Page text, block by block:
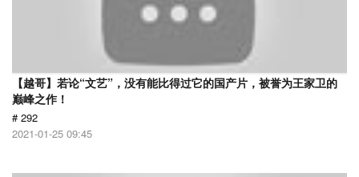
【越哥】若论“文艺”，没有能比得过它的国产片，被誉为王家卫的
巅峰之作！
# 292
2021-01-25 09:45